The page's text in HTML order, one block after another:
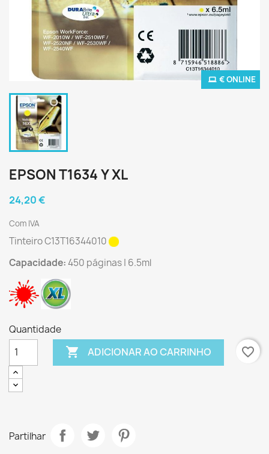
€ ONLINE
EPSON T1634 Y XL
24,20 €
Com IVA
Tinteiro C13T16344010
Capacidade:450 páginas | 6.5ml
Quantidade
 ADICIONAR AO CARRINHO favorite_border
Partilhar